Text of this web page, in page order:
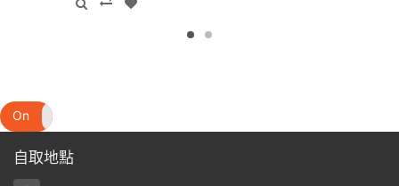
On
自取地點